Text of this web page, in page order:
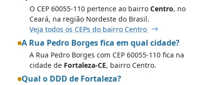
O CEP 60055-110 pertence ao bairro Centro, no
Ceará, na região Nordeste do Brasil.
Veja todos os CEPs do bairro Centro
A Rua Pedro Borges fica em qual cidade?
A Rua Pedro Borges com CEP 60055-110 fica na
cidade de Fortaleza-CE, bairro Centro.
Qual o DDD de Fortaleza?